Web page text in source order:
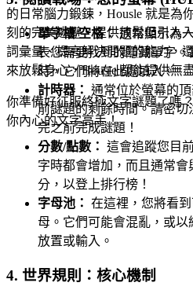
的日常腦力鍛鍊，Housle 就是為
刻的完美逃避，提供放鬆但引人
詞彙量、提高解決問題的能力，
來放鬆身心，Housle 都能提供無
你準備好征服終極文字謎題了嗎
你內心的文字高手！
單字槽/空格：通常顯示為
表您需要找到的隱藏單字
時，它們將在此處填入。
計時器： 通常位於螢幕的
前謎題的剩餘時間。請密切
完之前完成謎題！
分數/點數： 這會追蹤您目
字時都會增加，而且通常
分，以登上排行榜！
字母池： 在這裡，您將看
母。它們可能會混亂，或以
放置或輸入。
4. 世界規則：核心機制